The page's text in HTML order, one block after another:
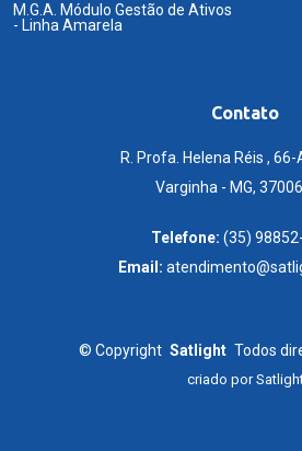
M.G.A. Módulo Gestão de Ativos
- Linha Amarela
Contato
R. Profa. Helena Réis ,
Varginha - MG,
Telefone: (35)
Email:
© Copyright Satlight Todos
criado por